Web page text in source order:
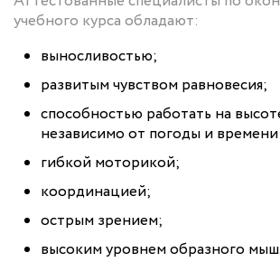
учебного курса обладают:
выносливостью;
развитым чувством равновесия;
способностью работать на
независимо от погоды и
гибкой моторикой;
координацией;
острым зрением;
высоким уровнем образного